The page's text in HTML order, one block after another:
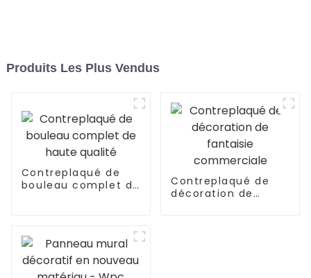
Produits Les Plus Vendus
Contreplaqué de
bouleau complet de
Contreplaqué de
décoration de